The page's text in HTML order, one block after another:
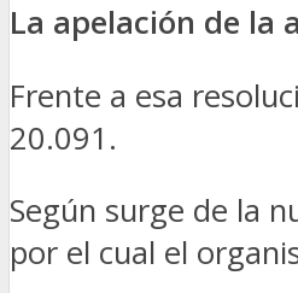
La apelación de la
Frente a esa
20.091.
Según surge de la
por el cual el